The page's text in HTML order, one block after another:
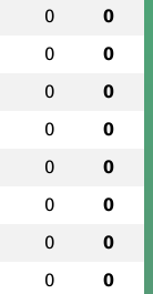
0 0
0 0
0 0
0 0
0 0
0 0
0 0
0 0